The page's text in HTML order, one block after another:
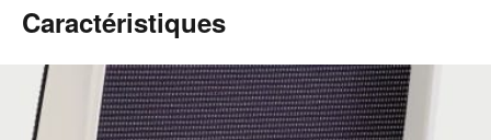
Caractéristiques